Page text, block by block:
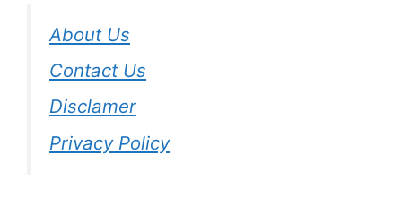
About Us
Contact Us
Disclamer
Privacy Policy